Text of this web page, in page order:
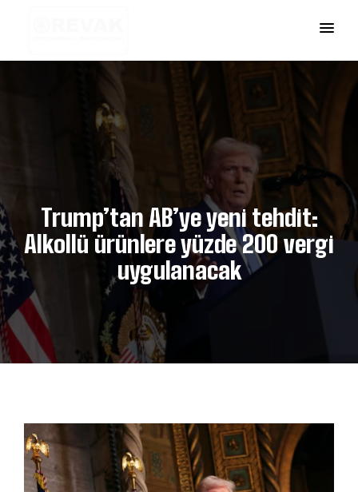
Trump’tan AB’ye yeni tehdit:
Alkollü ürünlere yüzde 200 vergi
uygulanacak